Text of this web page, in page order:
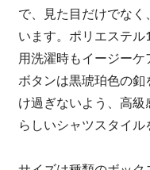
で、見た目だけでな
います。ポリエステ
用洗濯時もイージーケ
ボタンは黒琥珀色の
け過ぎないよう、高級
らしいシャツスタイル